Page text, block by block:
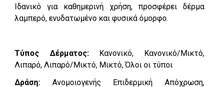
Ιδανικό για καθημερινή χρήση, προσφέρει δέρμα
λαμπερό, ενυδατωμένο και φυσικά όμορφο.
Τύπος Δέρματος: Κανονικό, Κανονικό/Μικτό,
Λιπαρό, Λιπαρό/Μικτό, Μικτό, Όλοι οι τύποι
Δράση: Ανομοιογενής Επιδερμική Απόχρωση,